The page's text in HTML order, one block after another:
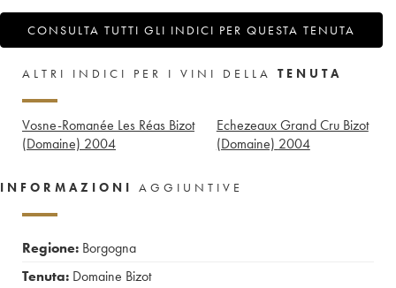
CONSULTA TUTTI GLI INDICI PER QUESTA TENUTA
ALTRI INDICI PER I VINI DELLA TENUTA
Vosne-Romanée Les Réas Bizot
(Domaine) 2004
Echezeaux Grand Cru Bizot
(Domaine) 2004
INFORMAZIONI AGGIUNTIVE
Regione: Borgogna
Tenuta: Domaine Bizot